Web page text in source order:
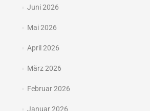
Juni 2026
Mai 2026
April 2026
März 2026
Februar 2026
Januar 2026